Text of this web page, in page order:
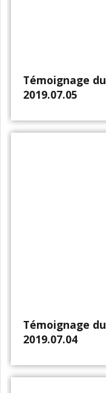
Témoignage du
2019.07.05
Témoignage du
2019.07.04